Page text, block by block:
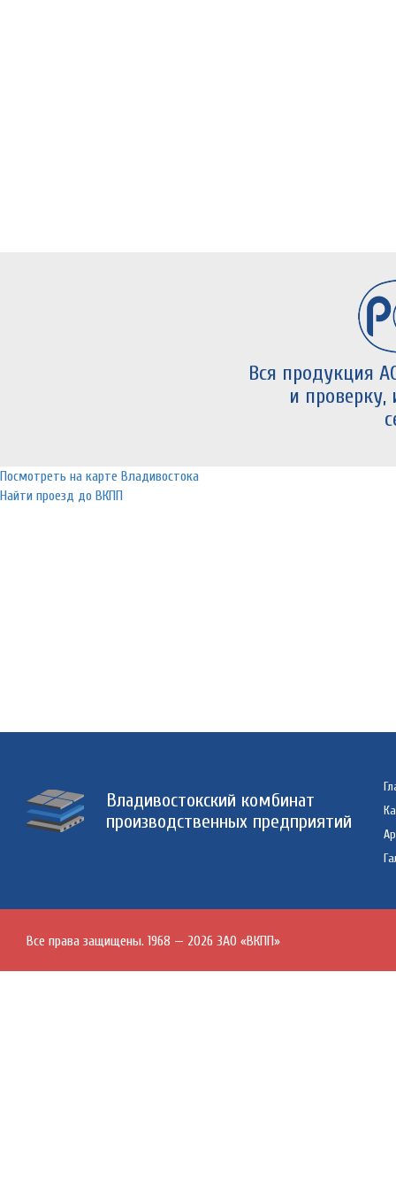
Вся продукция
и проверку,
Посмотреть на карте Владивостока
Найти проезд до ВКПП
Владивостокский комбинат
производственных предприятий
Все права защищены. 1968 — 2026 ЗАО «ВКПП»